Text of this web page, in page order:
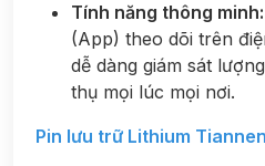
Tính năng thông minh:
(App) theo dõi trên
dễ dàng giám sát
thụ mọi lúc mọi nơi.
Pin lưu trữ Lithium